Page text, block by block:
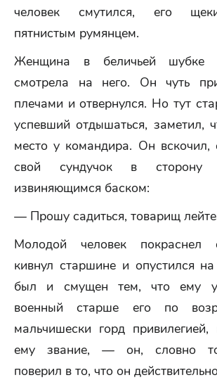
человек смутился, его
пятнистым румянцем.
Женщина в беличьей шубке
смотрела на него. Он чуть
плечами и отвернулся. Но тут
успевший отдышаться, заметил,
место у командира. Он вскочил,
свой сундучок в сторону
извиняющимся баском:
— Прошу садиться, товарищ
Молодой человек покраснел
кивнул старшине и опустился
был и смущен тем, что ему
военный старше его по
мальчишески горд
ему звание, — он, словно
поверил в то, что он